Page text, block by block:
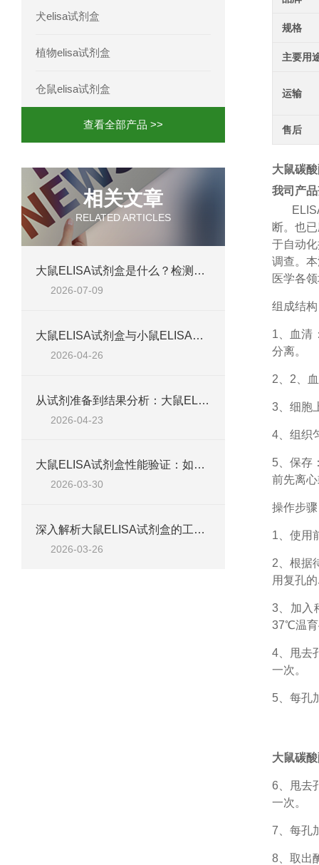
犬elisa试剂盒
植物elisa试剂盒
仓鼠elisa试剂盒
查看全部产品 >>
相关文章
RELATED ARTICLES
大鼠ELISA试剂盒是什么？检测原理、试剂盒组成与适用样本类型全解析
2026-07-09
大鼠ELISA试剂盒与小鼠ELISA试剂盒对比：检测差异、适用物种及实验场景差异化分析
2026-04-26
从试剂准备到结果分析：大鼠ELISA试剂盒操作技巧、浓度校准及实验高效完成全攻略
2026-04-23
大鼠ELISA试剂盒性能验证：如何通过检测范围、精密度、回收率等指标评估准确性
2026-03-30
深入解析大鼠ELISA试剂盒的工作原理、类型与核心试剂
2026-03-26
规格
主要用
运输
售后
大鼠碳
我司产
断。也
于自动
调查。
医学各
组成结构
1、血清
分离。
2、2、
3、细胞
4、组织
5、保存
前先离
操作步
1、使用
2、根据
用复孔
3、加入
37℃温育
4、甩去
一次。
5、每孔
大鼠碳
6、甩去
一次。
7、每孔
8、取出